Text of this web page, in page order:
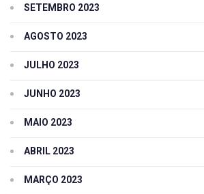
SETEMBRO 2023
AGOSTO 2023
JULHO 2023
JUNHO 2023
MAIO 2023
ABRIL 2023
MARÇO 2023